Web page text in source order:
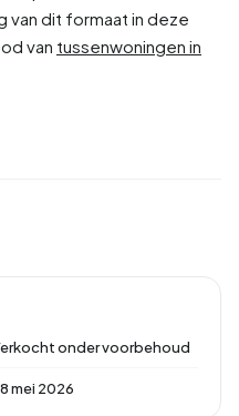
van dit formaat in deze
van tussenwoningen in
onder voorbehoud
mei 2026